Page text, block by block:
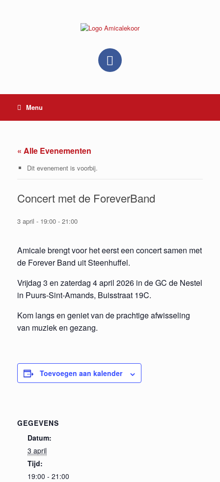
Menu
« Alle Evenementen
Dit evenement is voorbij.
Concert met de ForeverBand
3 april - 19:00 - 21:00
Amicale brengt voor het eerst een concert samen met
de Forever Band uit Steenhuffel.
Vrijdag 3 en zaterdag 4 april 2026 in de GC de Nestel
in Puurs-Sint-Amands, Buisstraat 19C.
Kom langs en geniet van de prachtige afwisseling
van muziek en gezang.
Toevoegen aan kalender
GEGEVENS
Datum:
3 april
Tijd:
19:00 - 21:00